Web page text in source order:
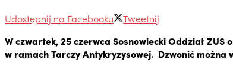
Udostępnij na Facebooku
Tweetnij
W czwartek, 25 czerwca Sosnowiecki Oddział
w ramach Tarczy Antykryzysowej. Dzwonić można